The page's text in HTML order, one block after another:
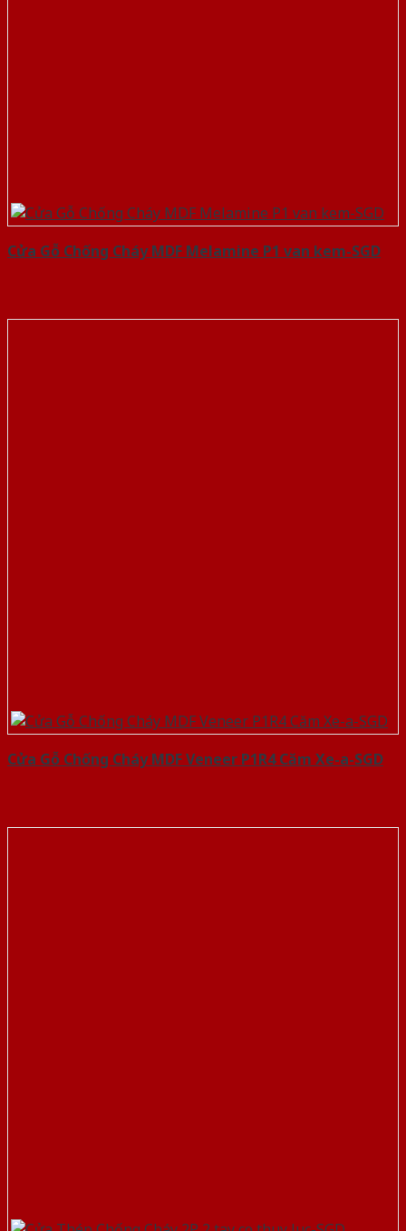
Cửa Gỗ Chống Cháy MDF Melamine P1 van kem-SGD
Cửa Gỗ Chống Cháy MDF Veneer P1R4 Căm Xe-a-SGD